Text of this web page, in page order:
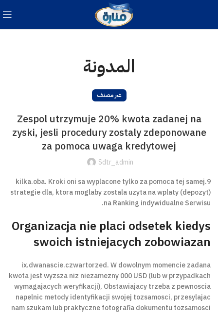
المدونة
غير مصنف
Zespol utrzymuje 20% kwota zadanej na
zyski, jesli procedury zostaly zdeponowane
za pomoca uwaga kredytowej
Sdtr_admin
9.kilka.oba. Kroki oni sa wyplacone tylko za pomoca tej samej
strategie dla, ktora moglaby zostala uzyta na wplaty (depozyt)
na Ranking indywidualne Serwisu.
Organizacja nie placi odsetek kiedys
swoich istniejacych zobowiazan
ix.dwanascie.czwartorzed. W dowolnym momencie zadana
kwota jest wyzsza niz niezamezny 000 USD (lub w przypadkach
wymagajacych weryfikacji), Obstawiajacy trzeba z pewnoscia
napelnic metody identyfikacji swojej tozsamosci, przesylajac
nam szukam lub praktyczne fotografia dokumentu tozsamosci